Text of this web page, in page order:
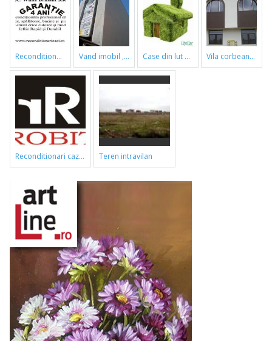
reconditionari cazi de baie vand imobil ,790m,piata gorjului,pret negociabil case din lut si paie vila corbeanca
reconditionari cazi de baie teren intravilan